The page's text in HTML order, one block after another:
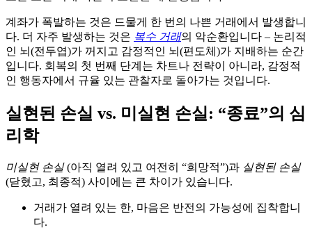
계좌가 폭발하는 것은 드물게 한 번의 나쁜 거래에서 발생합니
다. 더 자주 발생하는 것은 복수 거래의 악순환입니다 – 논리적
인 뇌(전두엽)가 꺼지고 감정적인 뇌(편도체)가 지배하는 순간
입니다. 회복의 첫 번째 단계는 차트나 전략이 아니라, 감정적
인 행동자에서 규율 있는 관찰자로 돌아가는 것입니다.
실현된 손실 vs. 미실현 손실: “종료”의 심
리학
미실현 손실(아직 열려 있고 여전히 “희망적”)과 실현된 손실
(닫혔고, 최종적) 사이에는 큰 차이가 있습니다.
거래가 열려 있는 한, 마음은 반전의 가능성에 집착합니
다.